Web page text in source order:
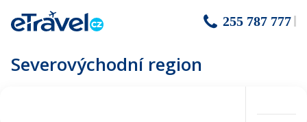
255 787 777
Severovýchodní region